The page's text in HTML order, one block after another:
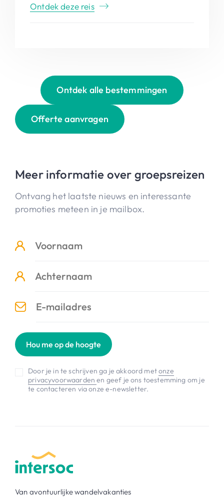
Ontdek deze reis
Ontdek alle bestemmingen
Offerte aanvragen
Meer informatie over groepsreizen
Ontvang het laatste nieuws en interessante
promoties meteen in je mailbox.
Hou me op de hoogte
Door je in te schrijven ga je akkoord metonze
privacyvoorwaardenen geef je ons toestemming om je
te contacteren via onze e-newsletter.
Van avontuurlijke wandelvakanties